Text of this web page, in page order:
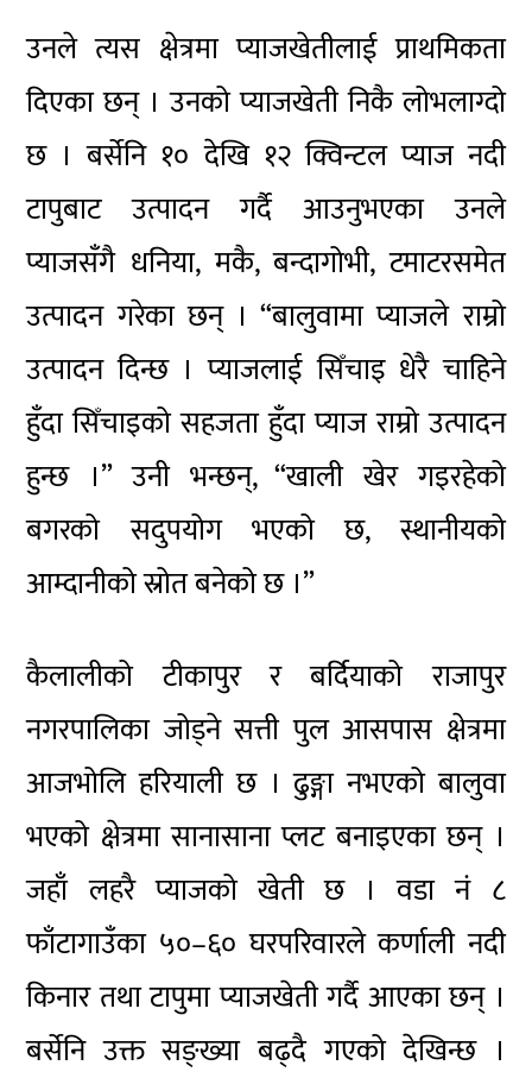
उनले त्यस क्षेत्रमा प्याजखेतीलाई प्राथमिकता
दिएका छन् । उनको प्याजखेती निकै लोभलाग्दो
छ । बर्सेनि १० देखि १२ क्विन्टल प्याज नदी
टापुबाट उत्पादन गर्दै आउनुभएका उनले
प्याजसँगै धनिया, मकै, बन्दागोभी, टमाटरसमेत
उत्पादन गरेका छन् । “बालुवामा प्याजले राम्रो
उत्पादन दिन्छ । प्याजलाई सिँचाइ धेरै चाहिने
हुँदा सिँचाइको सहजता हुँदा प्याज राम्रो उत्पादन
हुन्छ ।” उनी भन्छन्, “खाली खेर गइरहेको
बगरको सदुपयोग भएको छ, स्थानीयको
आम्दानीको स्रोत बनेको छ ।”
कैलालीको टीकापुर र बर्दियाको राजापुर
नगरपालिका जोड्ने सत्ती पुल आसपास क्षेत्रमा
आजभोलि हरियाली छ । ढुङ्गा नभएको बालुवा
भएको क्षेत्रमा सानासाना प्लट बनाइएका छन् ।
जहाँ लहरै प्याजको खेती छ । वडा नं ८
फाँटागाउँका ५०–६० घरपरिवारले कर्णाली नदी
किनार तथा टापुमा प्याजखेती गर्दै आएका छन् ।
बर्सेनि उक्त सङ्ख्या बढ्दै गएको देखिन्छ ।